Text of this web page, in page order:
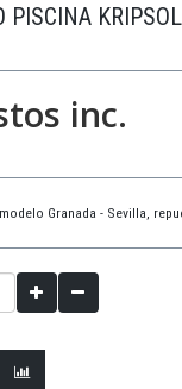
PISCINA
inc.
Granada - Sevilla,